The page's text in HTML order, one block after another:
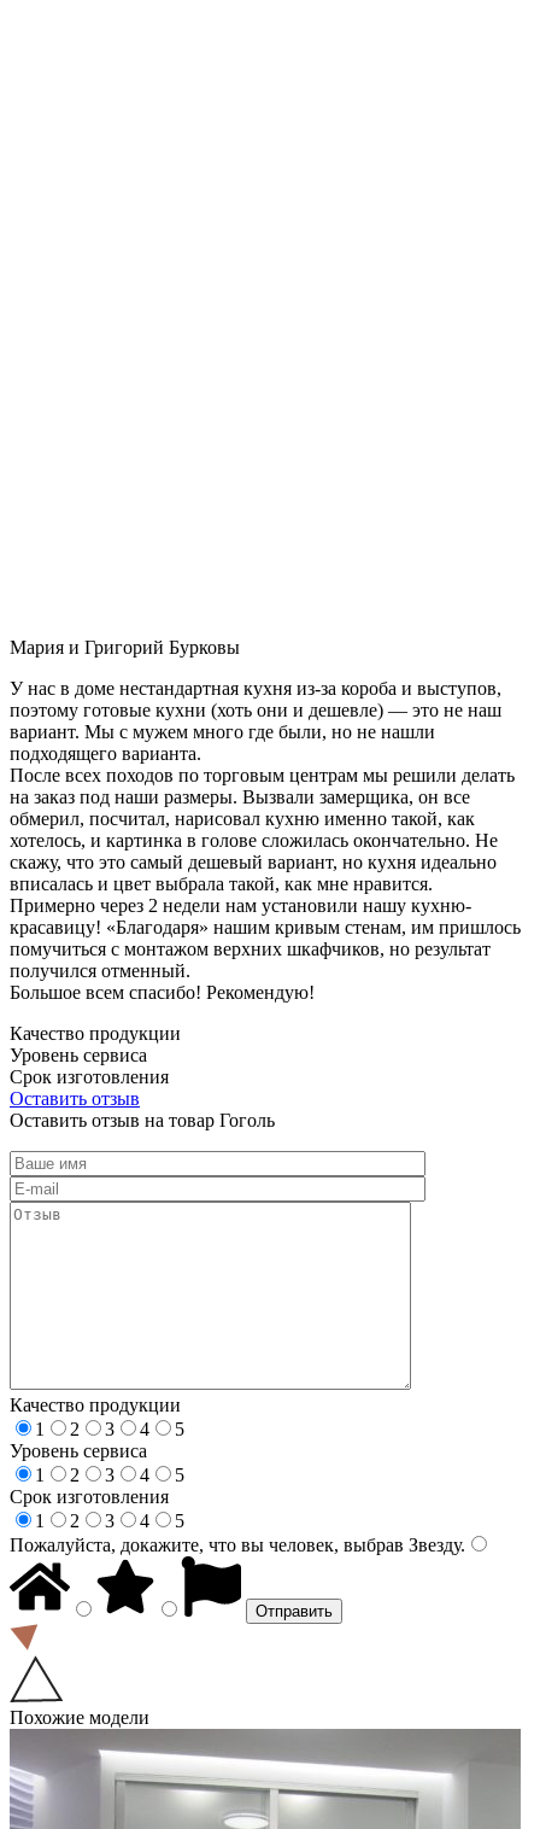
Мария и Григорий Бурковы
У нас в доме нестандартная кухня из-за короба и выступов,
поэтому готовые кухни (хоть они и дешевле) — это не наш
вариант. Мы с мужем много где были, но не нашли
подходящего варианта.
После всех походов по торговым центрам мы решили делать
на заказ под наши размеры. Вызвали замерщика, он все
обмерил, посчитал, нарисовал кухню именно такой, как
хотелось, и картинка в голове сложилась окончательно. Не
скажу, что это самый дешевый вариант, но кухня идеально
вписалась и цвет выбрала такой, как мне нравится.
Примерно через 2 недели нам установили нашу кухню-
красавицу! «Благодаря» нашим кривым стенам, им пришлось
помучиться с монтажом верхних шкафчиков, но результат
получился отменный.
Большое всем спасибо! Рекомендую!
Качество продукции
Уровень сервиса
Срок изготовления
Оставить отзыв
Оставить отзыв на товар Гоголь
Качество продукции
1
2 3 4
5
Уровень сервиса
1
2 3 4
5
Срок изготовления
1
2 3 4
5
Пожалуйста, докажите, что вы человек, выбрав Звезду.
Похожие модели